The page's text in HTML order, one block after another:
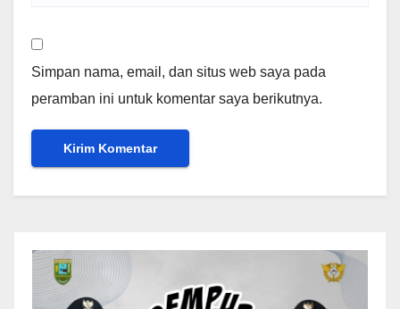
Simpan nama, email, dan situs web saya pada
peramban ini untuk komentar saya berikutnya.